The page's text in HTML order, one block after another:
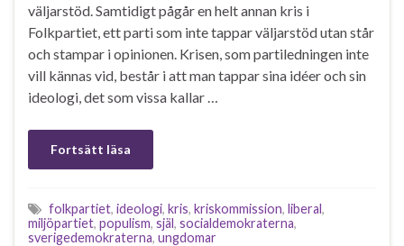
väljarstöd. Samtidigt pågår en helt annan kris i
Folkpartiet, ett parti som inte tappar väljarstöd utan står
och stampar i opinionen. Krisen, som partiledningen inte
vill kännas vid, består i att man tappar sina idéer och sin
ideologi, det som vissa kallar …
Fortsätt läsa
folkpartiet, ideologi, kris, kriskommission, liberal,
miljöpartiet, populism, själ, socialdemokraterna,
sverigedemokraterna, ungdomar